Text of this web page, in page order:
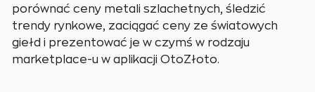
porównać ceny metali szlachetnych, śledzić
trendy rynkowe, zaciągać ceny ze światowych
giełd i prezentować je w czymś w rodzaju
marketplace-u w aplikacji OtoZłoto.